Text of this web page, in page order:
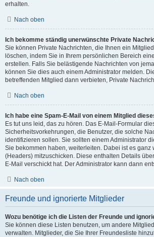
erhalten.
Nach oben
Ich bekomme ständig unerwünschte Private
Sie können Private Nachrichten, die Ihnen ein
löschen, indem Sie in Ihrem persönlichen Bereich
erstellen. Falls Sie belästigende Nachrichten von
können Sie dies auch einem Administrator melden.
betreffenden Mitglied dann verbieten, Private
Nach oben
Ich habe eine Spam-E-Mail von einem Mitglied
Es tut uns leid, das zu hören. Das E-Mail-Formular
Sicherheitsvorkehrungen, die Benutzer, die solche
identifizieren sollen. Sie sollten einem Administrator
Sie bekommen haben, weiterleiten. Dabei ist es ganz
(Headers) mitzuschicken. Diese enthalten Details
E-Mail verschickt hat. Der Administrator kann dann
Nach oben
Freunde und ignorierte Mitglieder
Wozu benötige ich die Listen der Freunde und
Sie können diese Listen benutzen, um andere
verwalten. Mitglieder, die Sie Ihrer Freundesliste